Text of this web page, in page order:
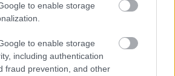
to enable storage
to enable storage
including authentication
fraud prevention, and other
díj - elindult a